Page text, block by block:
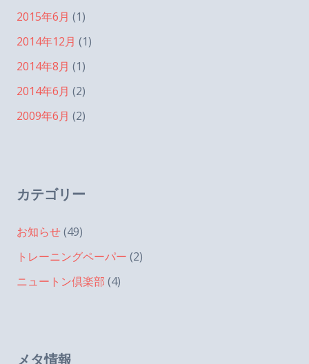
2015年6月 (1)
2014年12月 (1)
2014年8月 (1)
2014年6月 (2)
2009年6月 (2)
カテゴリー
お知らせ(49)
トレーニングペーパー (2)
ニュートン倶楽部 (4)
メタ情報